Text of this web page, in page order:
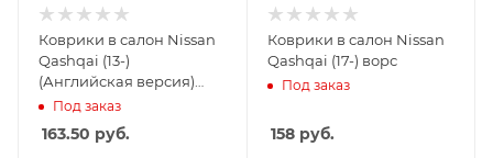
Коврики в салон Nissan
Qashqai (13-)
(Английская версия)
ворсПод заказ
163.50 руб.
Коврики в салон Nissan
Qashqai (17-) ворс
Под заказ
158руб.